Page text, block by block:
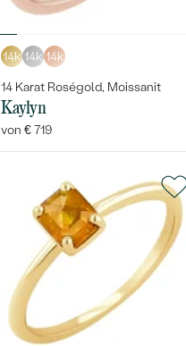
14k 14k 14k
14 Karat Roségold, Moissanit
Kaylyn
von € 719